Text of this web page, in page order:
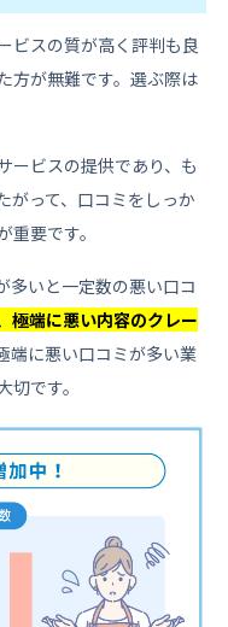
ビスの質が高く評判も良
方が無難です。選ぶ際は
ービスの提供であり、も
がって、口コミをしっか
要です。
多いと一定数の悪い口コ
極端に悪い内容のクレー
端に悪い口コミが多い業
です。